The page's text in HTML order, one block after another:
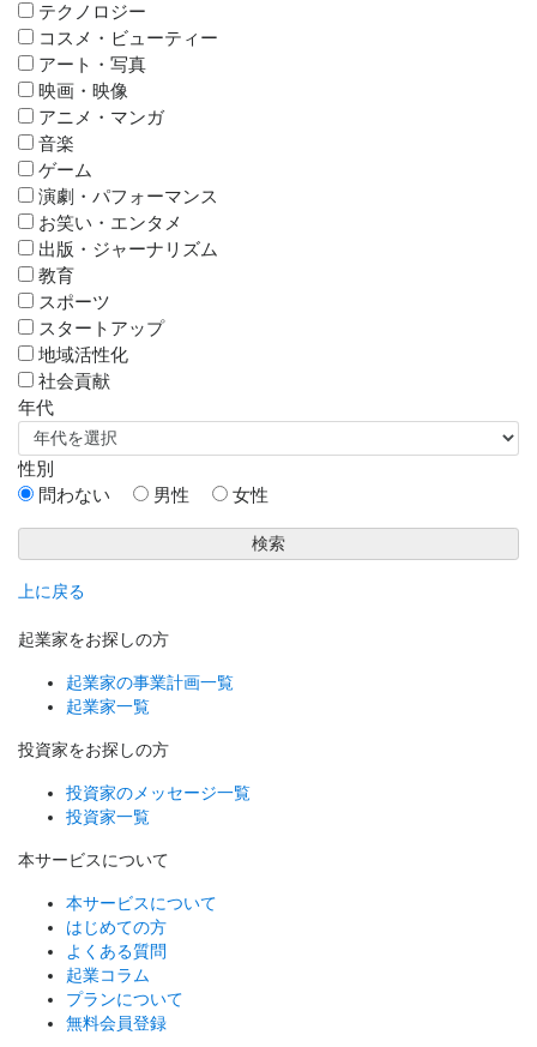
テクノロジー
コスメ・ビューティー
アート・写真
映画・映像
アニメ・マンガ
音楽
ゲーム
演劇・パフォーマンス
お笑い・エンタメ
出版・ジャーナリズム
教育
スポーツ
スタートアップ
地域活性化
社会貢献
年代
性別
問わない
男性 女性
検索
上に戻る
起業家をお探しの方
起業家の事業計画一覧
起業家一覧
投資家をお探しの方
投資家のメッセージ一覧
投資家一覧
本サービスについて
本サービスについて
はじめての方
よくある質問
起業コラム
プランについて
無料会員登録